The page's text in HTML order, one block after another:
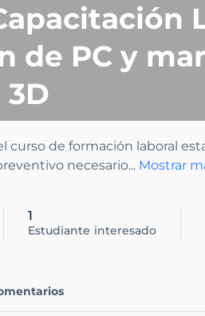
de PC y
curso de formación laboral
necesario... Mostrar
1
Estudiante interesado